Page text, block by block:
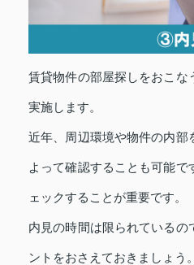
賃貸物件の部屋探しをおこな
実施します。
近年、周辺環境や物件の内部
よって確認することも可能で
ェックすることが重要です。
内見の時間は限られているの
ントをおさえておきましょう。